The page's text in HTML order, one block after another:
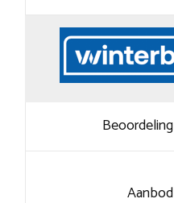
Beoordeling
Aanbod